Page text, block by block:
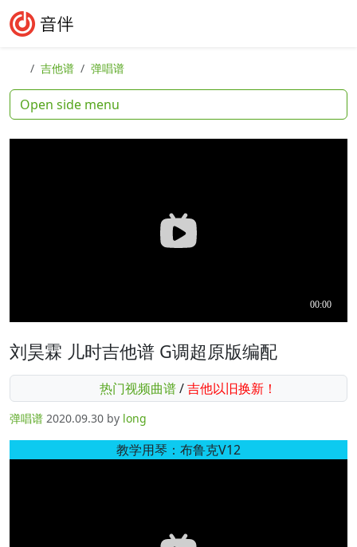
Skip to content
Skip to footer
吉他谱 弹唱谱
刘昊霖 儿时吉他谱 G调超原版编配
热门视频曲谱/吉他以旧换新！
弹唱谱 2020.09.30 by long
教学用琴：布鲁克V12
Open side menu